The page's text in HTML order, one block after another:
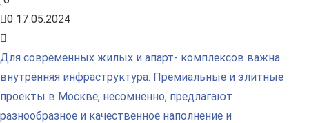
0 17.05.2024
Для современных жилых и апарт- комплексов важна
внутренняя инфраструктура. Премиальные и элитные
проекты в Москве, несомненно, предлагают
разнообразное и качественное наполнение и